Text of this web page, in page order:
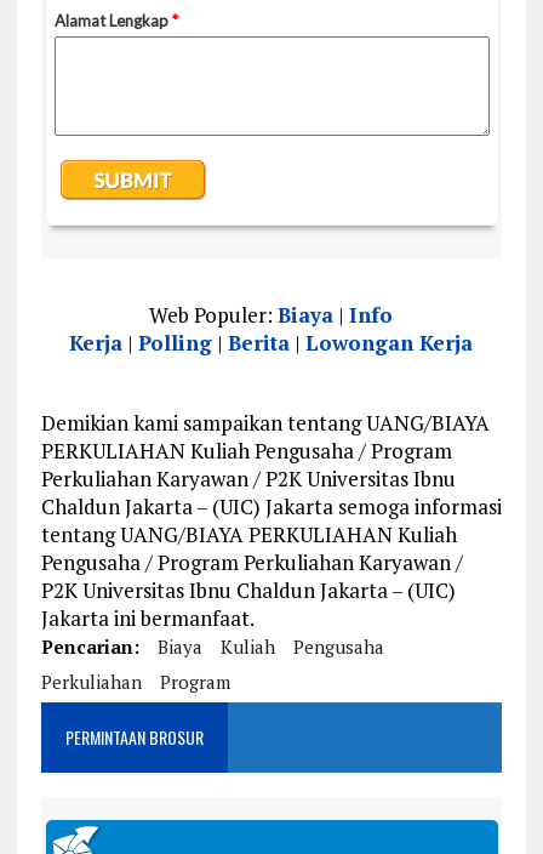
Web Populer:Biaya |Info
Kerja |Polling |Berita |Lowongan Kerja
Demikian kami sampaikan tentang UANG/BIAYA
PERKULIAHAN Kuliah Pengusaha / Program
Perkuliahan Karyawan / P2K Universitas Ibnu
Chaldun Jakarta – (UIC) Jakarta semoga informasi
tentang UANG/BIAYA PERKULIAHAN Kuliah
Pengusaha / Program Perkuliahan Karyawan /
P2K Universitas Ibnu Chaldun Jakarta – (UIC)
Jakarta ini bermanfaat.
Pencarian: Biaya Kuliah
Pengusaha
Perkuliahan
Program
PERMINTAAN BROSUR